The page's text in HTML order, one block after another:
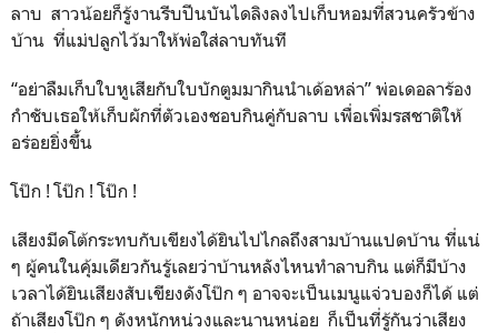
ลาบ สาวน้อยก็รู้งานรีบปีนบันไดลิงลงไปเก็บหอมที่สวนครัวข้าง
บ้าน ที่แม่ปลูกไว้มาให้พ่อใส่ลาบทันที
“อย่าลืมเก็บใบหูเสียกับใบบักตูมมากินนำเด้อหล่า” พ่อเดอลาร้อง
กำชับเธอให้เก็บผักที่ตัวเองชอบกินคู่กับลาบ เพื่อเพิ่มรสชาติให้
อร่อยยิ่งขึ้น
โป๊ก ! โป๊ก ! โป๊ก !
เสียงมีดโต้กระทบกับเขียงได้ยินไปไกลถึงสามบ้านแปดบ้าน ที่แน่
ๆ ผู้คนในคุ้มเดียวกันรู้เลยว่าบ้านหลังไหนทำลาบกิน แต่ก็มีบ้าง
เวลาได้ยินเสียงสับเขียงดังโป๊ก ๆ อาจจะเป็นเมนูแจ่วบองก็ได้ แต่
ถ้าเสียงโป๊ก ๆ ดังหนักหน่วงและนานหน่อย ก็เป็นที่รู้กันว่าเสียง